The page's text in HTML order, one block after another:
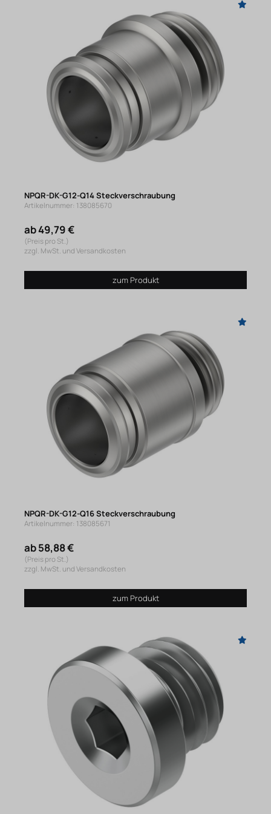
NPQR-DK-G12-Q14 Steckverschraubung
Artikelnummer: 138085670
ab 49,79 €
(Preis pro St.)
zzgl. MwSt. und Versandkosten
zum Produkt
NPQR-DK-G12-Q16 Steckverschraubung
Artikelnummer: 138085671
ab 58,88 €
(Preis pro St.)
zzgl. MwSt. und Versandkosten
zum Produkt